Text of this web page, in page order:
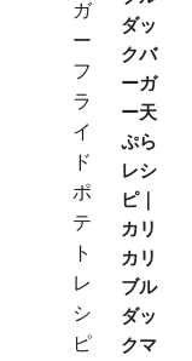
ダッ
クバ
ーガ
ー天
ぷら
レシ
ピ｜
カリ
カリ
ブル
ダッ
クマ